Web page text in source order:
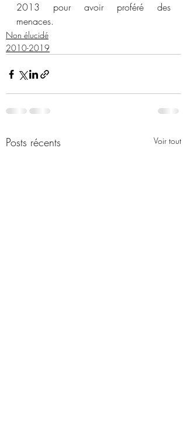
2013 pour avoir proféré des
menaces.
Non élucidé
2010-2019
Posts récents Voir tout